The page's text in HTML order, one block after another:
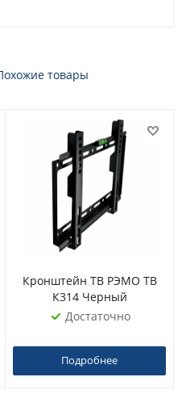
товары
Кронштейн ТВ РЭМО ТВ
К314 Черный
Достаточно
Подробнее